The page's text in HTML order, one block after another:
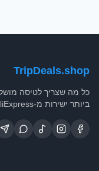
TripDeals.shop
כל מה שצריך לטיסה
ביותר ישירות מ-AliExpress